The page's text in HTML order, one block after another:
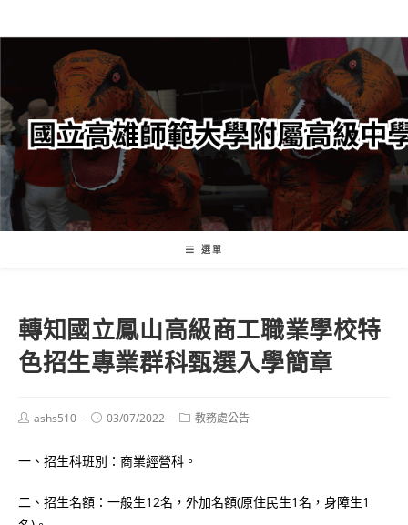
轉
要
內
容
選單
轉知國立鳳山高級商工職業學校特
色招生專業群科甄選入學簡章
Postashs510
Post03/07/2022
Post教務處公告
一、招生科班別：商業經營科。
二、招生名額：一般生12名，外加名額(原住民生1名，身障生1